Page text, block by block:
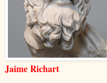
Jaime Richart